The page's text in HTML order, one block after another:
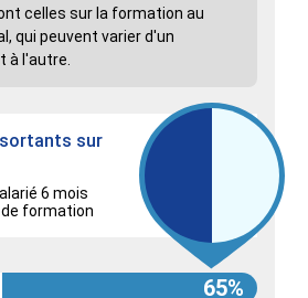
celles sur la formation au
qui peuvent varier d'un
à l'autre.
sur
6 mois
formation
65%